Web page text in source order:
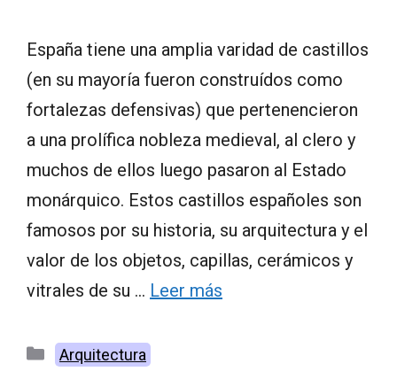
España tiene una amplia varidad de castillos
(en su mayoría fueron construídos como
fortalezas defensivas) que pertenencieron
a una prolífica nobleza medieval, al clero y
muchos de ellos luego pasaron al Estado
monárquico. Estos castillos españoles son
famosos por su historia, su arquitectura y el
valor de los objetos, capillas, cerámicos y
vitrales de su … Leer más
Categorías
Arquitectura